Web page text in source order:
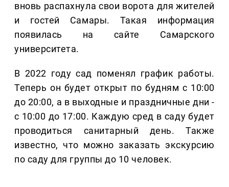
вновь распахнула свои ворота для жителей
и гостей Самары. Такая информация
появилась на сайте Самарского
университета.
В 2022 году сад поменял график работы.
Теперь он будет открыт по будням с 10:00
до 20:00, а в выходные и праздничные дни -
с 10:00 до 17:00. Каждую сред в саду будет
проводиться санитарный день. Также
известно, что можно заказать экскурсию
по саду для группы до 10 человек.